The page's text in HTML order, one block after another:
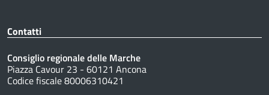
Contatti
Consiglio regionale delle Marche
Piazza Cavour 23 - 60121 Ancona
Codice fiscale 80006310421